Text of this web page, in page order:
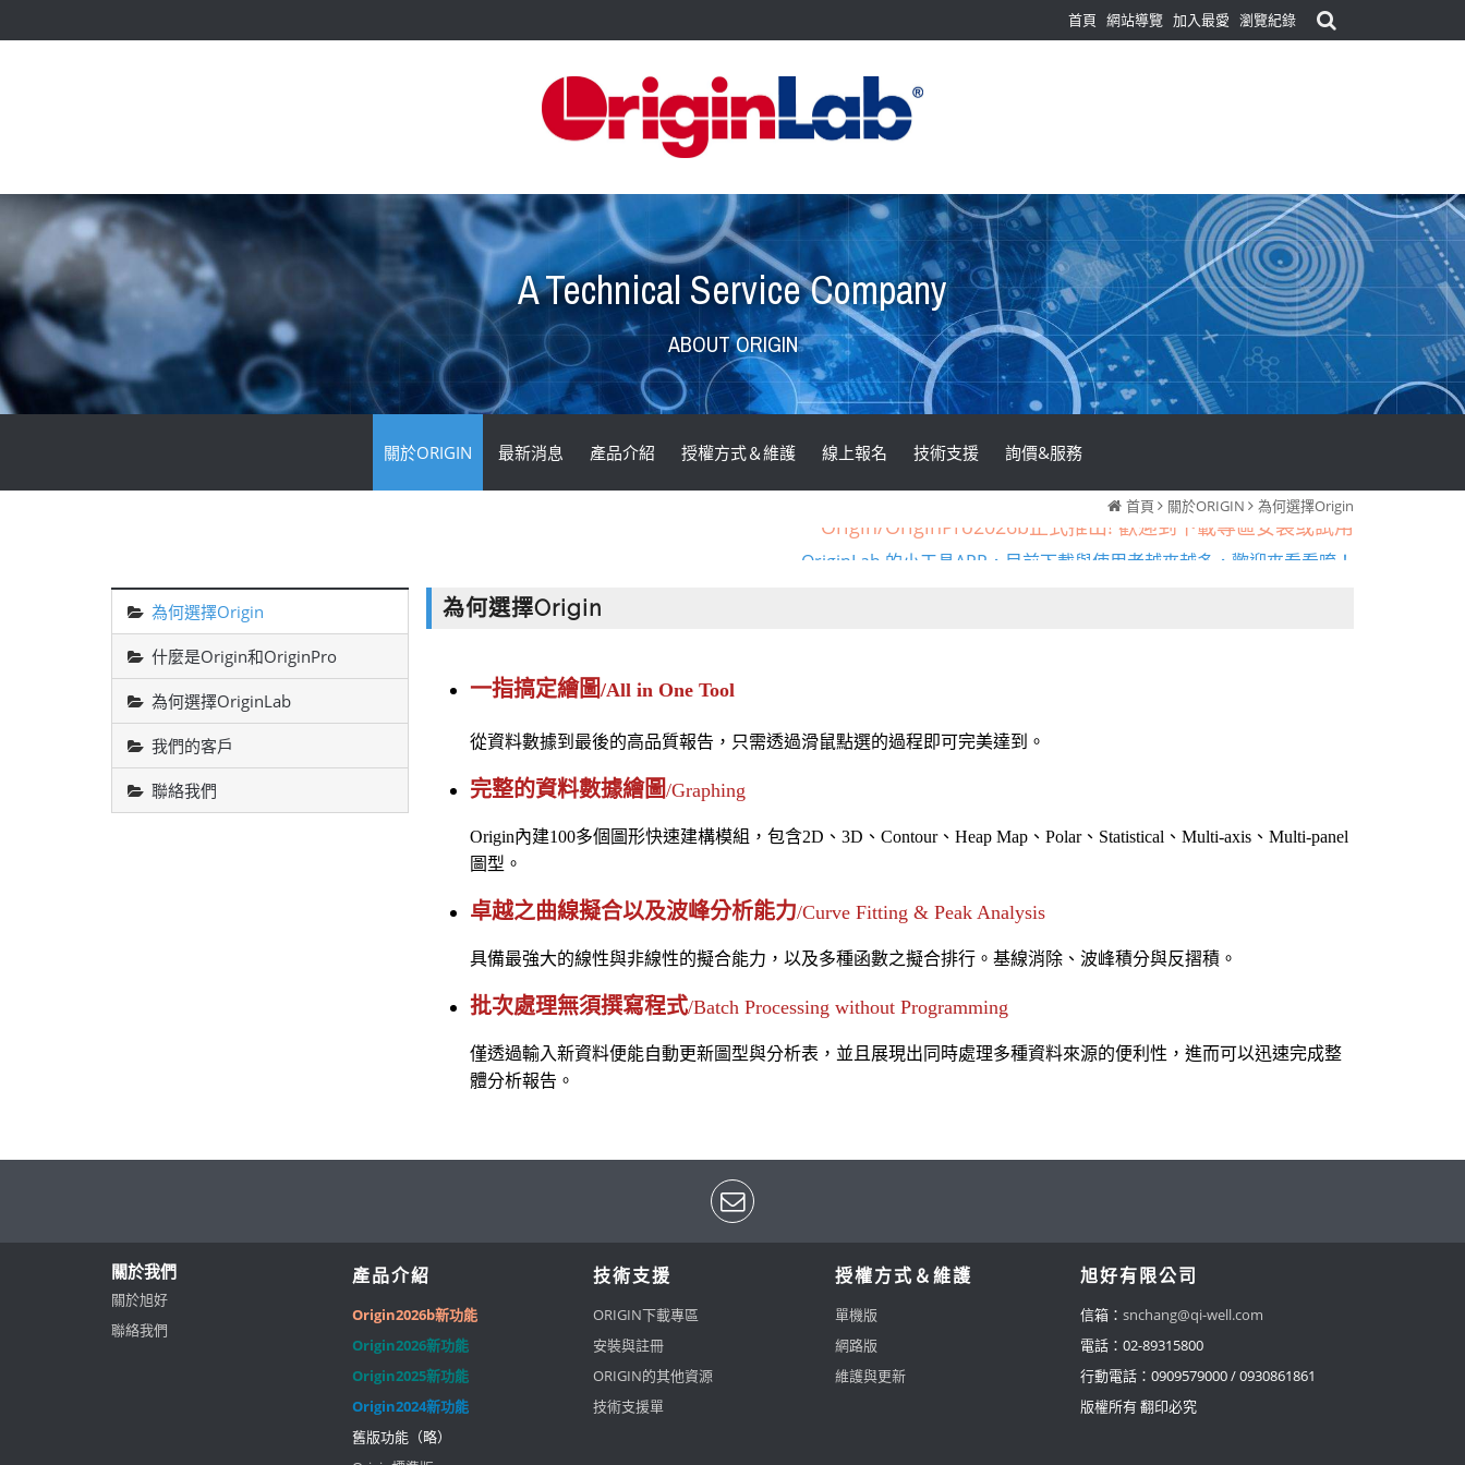
首頁 網站導覽 加入最愛 瀏覽紀錄
A Technical Service Company
ABOUT ORIGIN
關於ORIGIN 最新消息 產品介紹 授權方式＆維護 線上報名 技術支援 詢價&服務
首頁 關於ORIGIN 為何選擇Origin
Origin/OriginPro2026b正式推出! 歡迎到下載專區安裝或試用
OriginLab 的小工具APP，目前下載與使用者越來越多，歡迎來看看唷！
為何選擇Origin
什麼是Origin和OriginPro
為何選擇OriginLab
我們的客戶
聯絡我們
為何選擇Origin
一指搞定繪圖/All in One Tool
從資料數據到最後的高品質報告，只需透過滑鼠點選的過程即可完美達到。
完整的資料數據繪圖/Graphing
Origin內建100多個圖形快速建構模組，包含2D、3D、Contour、Heap Map、Polar、Statistical、Multi-axis、Multi-panel
圖型。
卓越之曲線擬合以及波峰分析能力/Curve Fitting & Peak Analysis
具備最強大的線性與非線性的擬合能力，以及多種函數之擬合排行。基線消除、波峰積分與反摺積。
批次處理無須撰寫程式/Batch Processing without Programming
僅透過輸入新資料便能自動更新圖型與分析表，並且展現出同時處理多種資料來源的便利性，進而可以迅速完成整
體分析報告。
關於我們
關於旭好
聯絡我們
產品介紹
Origin2026b新功能
Origin2026新功能
Origin2025新功能
Origin2024新功能
舊版功能（略）
技術支援
ORIGIN下載專區
安裝與註冊
ORIGIN的其他資源
技術支援單
授權方式＆維護
單機版
網路版
維護與更新
旭好有限公司
信箱：snchang@qi-well.com
電話：02-89315800
行動電話：0909579000 / 0930861861
版權所有 翻印必究